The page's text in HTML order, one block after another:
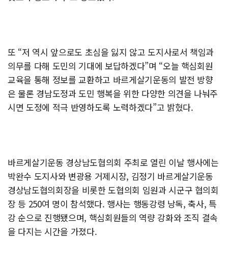
또 “저 역시 앞으로도 초심을 잃지 않고 도지사로서 책임과
의무를 다해 도민의 기대에 보답하겠다”며 “오늘 핵심회원
교육을 통해 정보를 교환하고 바르게살기운동의 발전 방향
은 물론 경남도정과 도민 행복을 위한 다양한 의견을 나눠주
시면 도정에 적극 반영하도록 노력하겠다”고 밝혔다.
바르게살기운동 경상남도협의회 주최로 열린 이날 행사에는
박완수 도지사와 변광용 거제시장, 김정기 바르게살기운동
경상남도협의회장을 비롯한 도협의회 임원과 시군구 협의회
장 등 250여 명이 참석했다. 행사는 행동강령 낭독, 축사, 특
강 순으로 진행됐으며, 핵심회원들의 역량 강화와 조직 결속
을 다지는 시간을 가졌다.